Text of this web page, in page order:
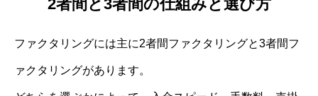
2者間と3者間の仕組みと選び方
ファクタリングには主に2者間ファクタリングと3者間フ
ァクタリングがあります。